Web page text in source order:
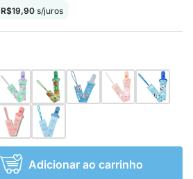
R$19,90 s/juros
Adicionar ao carrinho